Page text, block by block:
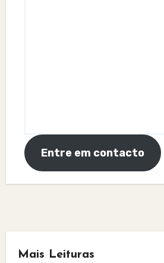
Entre em contacto
Mais Leituras